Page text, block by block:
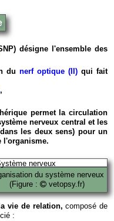
désigne l'ensemble des
du nerf optique (II) qui fait
,
permet la circulation
nerveux central et les
les deux sens) pour un
l'organisme.
du système nerveux
(Figure :
vetopsy.fr)
vie de relation, composé de
: